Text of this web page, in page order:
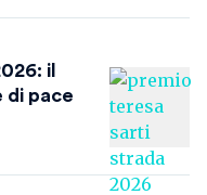
il
di pace